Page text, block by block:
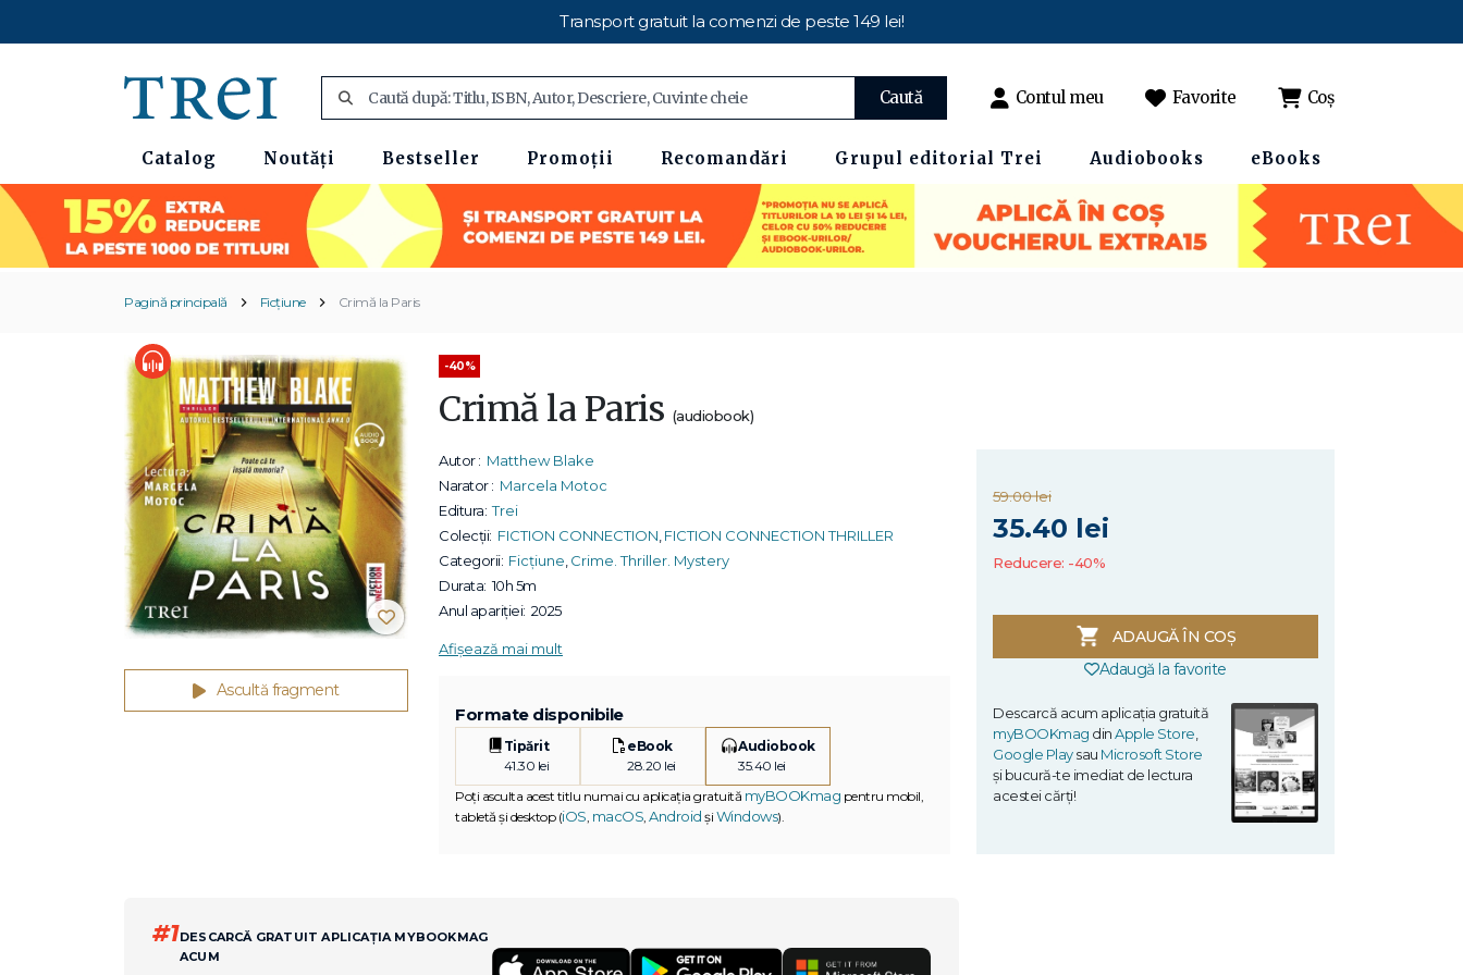
Transport gratuit la comenzi de peste 149 lei!
Caută Contul meu Favorite Coș
Catalog Noutăți Bestseller Promoții Recomandări Grupul editorial Trei Audiobooks eBooks
Pagină principală Ficțiune Crimă la Paris
Ascultă fragment
-40%
Crimă la Paris (audiobook)
Autor : Matthew Blake
Narator : Marcela Motoc
Editura: Trei
Colecții: FICTION CONNECTION FICTION CONNECTION THRILLER
Categorii: Ficțiune Crime. Thriller. Mystery
Durata: 10h 5m
Anul apariției: 2025
Afișează mai mult
Formate disponibile
Tipărit
41.30 lei
eBook
28.20 lei
Audiobook
35.40 lei
Poți asculta acest titlu numai cu aplicația gratuită myBOOKmag pentru mobil,
tabletă și desktop (iOS, macOS, Android și Windows).
59.00 lei
35.40 lei
Reducere: -40%
ADAUGĂ ÎN COȘ
Adaugă la favorite
Descarcă acum aplicația gratuită
myBOOKmag dinApple Store
Google Playsau Microsoft Store
și bucură-te imediat de lectura
acestei cărți!
#1DESCARCĂ GRATUIT APLICAȚIA MYBOOKMAG
ACUM